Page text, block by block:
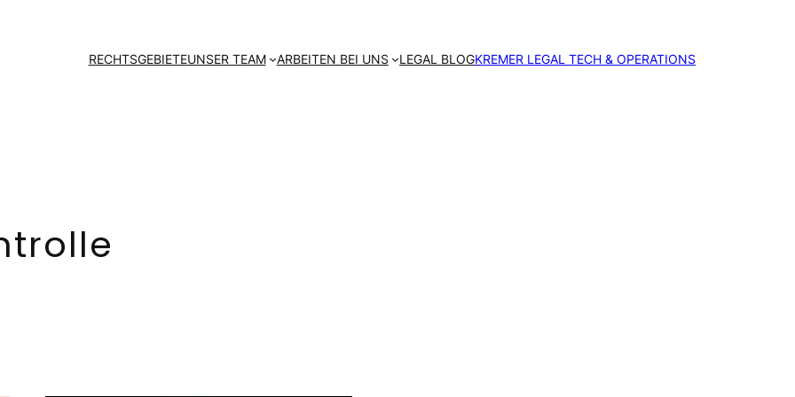
RECHTSGEBIETEUNSER TEAM ARBEITEN BEI UNS LEGAL BLOGKREMER LEGAL TECH & OPERATIONS